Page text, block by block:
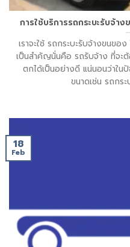
การใช้บริการรถกระบะรับจ้
เราจะใช้ รถกระบะรับจ้างขนข
เป็นสำคัญนั่นคือ รถรับจ้าง ที่จะ
ตกได้เป็นอย่างดี แน่นอนว่าใน
ขนาดเช่น รถกร
18
Feb